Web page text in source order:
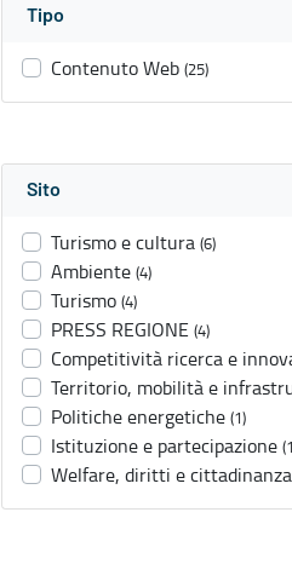
Tipo
Contenuto Web (25)
Sito
Turismo e cultura (6)
Ambiente (4)
Turismo (4)
PRESS REGIONE (4)
Competitività ricerca e
Territorio, mobilità e
Politiche energetiche (1)
Istituzione e partecipazione
Welfare, diritti e cittadinanza